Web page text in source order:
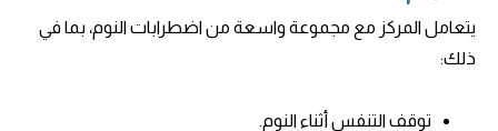
يتعامل المركز مع مجموعة واسعة من اضطرابات النوم، بما في
ذلك:
توقف التنفس أثناء النوم.